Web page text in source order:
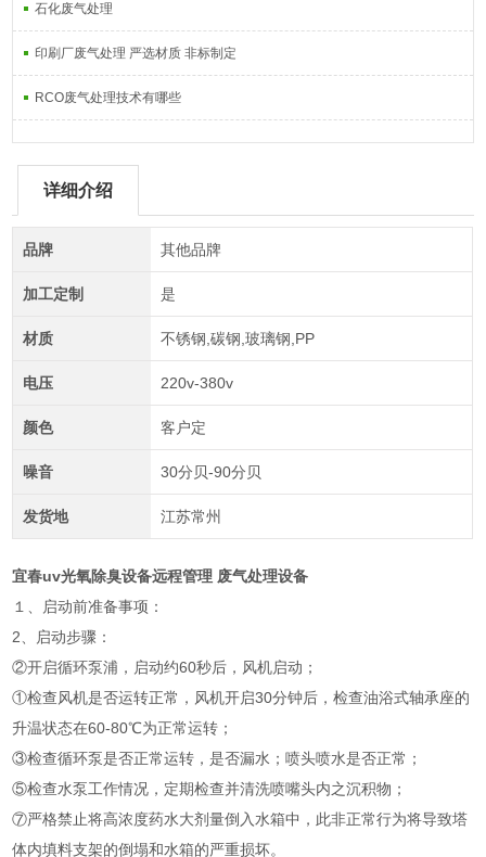
石化废气处理
印刷厂废气处理 严选材质 非标制定
RCO废气处理技术有哪些
详细介绍
品牌 其他品牌
加工定制 是
材质 不锈钢,碳钢,玻璃钢,PP
电压 220v-380v
颜色 客户定
噪音 30分贝-90分贝
发货地 江苏常州
宜春uv光氧除臭设备远程管理 废气处理设备
１、启动前准备事项：
2、启动步骤：
②开启循环泵浦，启动约60秒后，风机启动；
①检查风机是否运转正常，风机开启30分钟后，检查油浴式轴承座的
升温状态在60-80℃为正常运转；
③检查循环泵是否正常运转，是否漏水；喷头喷水是否正常；
⑤检查水泵工作情况，定期检查并清洗喷嘴头内之沉积物；
⑦严格禁止将高浓度药水大剂量倒入水箱中，此非正常行为将导致塔
体内填料支架的倒塌和水箱的严重损坏。